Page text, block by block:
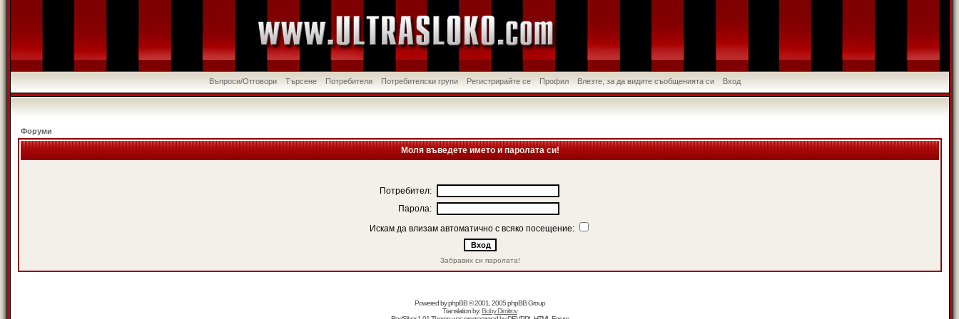
Въпроси/Отговори Търсене Потребители Потребителски групи Регистрирайте се Профил Влезте, за да видите съобщенията си Вход
Форуми
Моля въведете името и паролата си!
Потребител:
Парола:
Искам да влизам автоматично с всяко посещение:
Забравих си паролата!
Powered byphpBB© 2001, 2005 phpBB Group
Translation by:Boby Dimitrov